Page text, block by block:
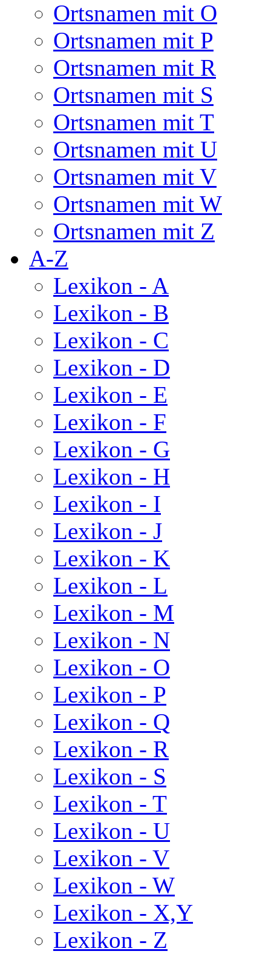
Ortsnamen mit O
Ortsnamen mit P
Ortsnamen mit R
Ortsnamen mit S
Ortsnamen mit T
Ortsnamen mit U
Ortsnamen mit V
Ortsnamen mit W
Ortsnamen mit Z
A-Z
Lexikon - A
Lexikon - B
Lexikon - C
Lexikon - D
Lexikon - E
Lexikon - F
Lexikon - G
Lexikon - H
Lexikon - I
Lexikon - J
Lexikon - K
Lexikon - L
Lexikon - M
Lexikon - N
Lexikon - O
Lexikon - P
Lexikon - Q
Lexikon - R
Lexikon - S
Lexikon - T
Lexikon - U
Lexikon - V
Lexikon - W
Lexikon - X,Y
Lexikon - Z